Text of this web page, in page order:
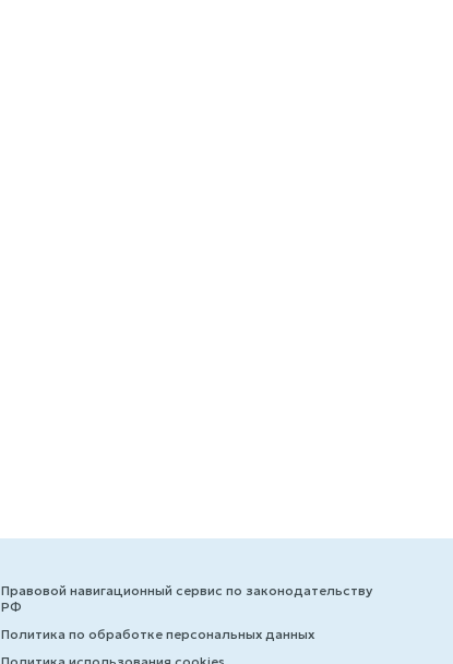
Правовой навигационный сервис по законодательству
РФ
Политика по обработке персональных данных